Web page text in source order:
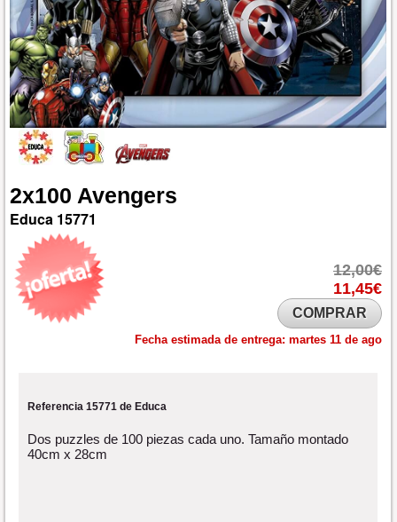
2x100 Avengers
Educa 15771
12,00€
11,45€
COMPRAR
Fecha estimada de entrega: martes 11 de ago
Referencia 15771 de Educa
Dos puzzles de 100 piezas cada uno. Tamaño montado
40cm x 28cm